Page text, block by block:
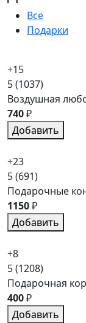
Все
Подарки
+15
5(1037)
Воздушная
740₽
Добавить
+23
5(691)
Подарочные
1150₽
Добавить
+8
5(1208)
Подарочная
400₽
Добавить